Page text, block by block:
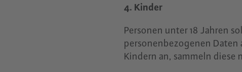
4. Kinder
Personen unter 18 Jahren
personenbezogenen
Kindern an, sammeln